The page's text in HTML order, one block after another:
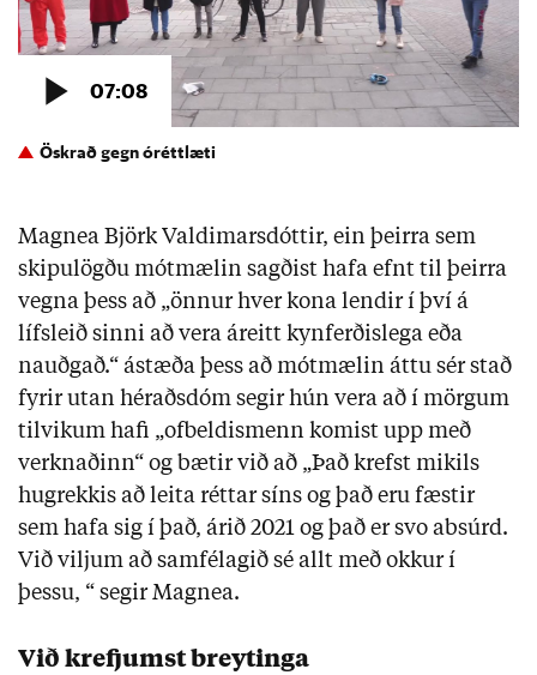
Öskrað gegn óréttlæti
Magnea Björk Valdimarsdóttir, ein þeirra sem
skipulögðu mótmælin sagðist hafa efnt til þeirra
vegna þess að „önnur hver kona lendir í því á
lífsleið sinni að vera áreitt kynferðislega eða
nauðgað.“ ástæða þess að mótmælin áttu sér stað
fyrir utan héraðsdóm segir hún vera að í mörgum
tilvikum hafi „ofbeldismenn komist upp með
verknaðinn“ og bætir við að „Það krefst mikils
hugrekkis að leita réttar síns og það eru fæstir
sem hafa sig í það, árið 2021 og það er svo absúrd.
Við viljum að samfélagið sé allt með okkur í
þessu, “ segir Magnea.
Við krefjumst breytinga